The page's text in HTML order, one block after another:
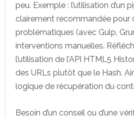
peu. Exemple : l’utilisation d’un
clairement recommandée pour
problématiques (avec Gulp,
interventions manuelles.
l’utilisation de l’API HTML5
des URLs plutôt que le Hash.
logique de récupération du
Besoin d’un conseil ou d’une